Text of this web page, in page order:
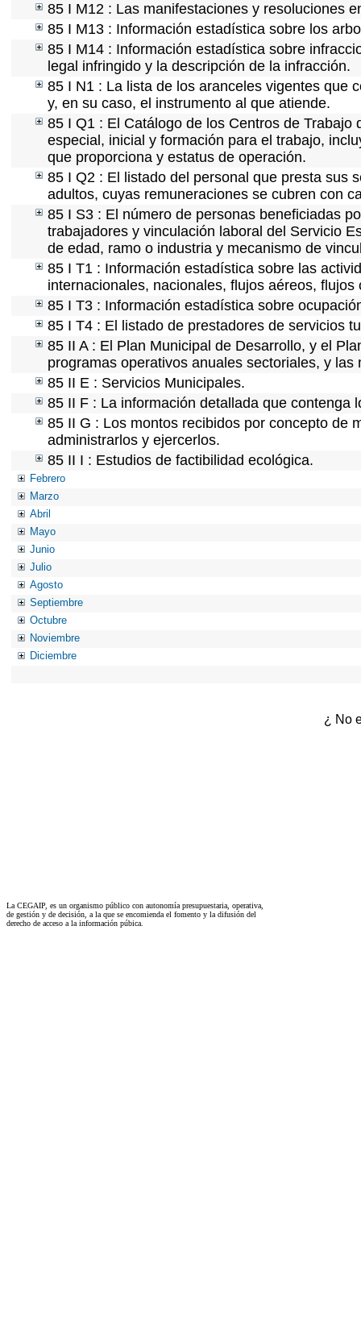
85 I M12 : Las manifestaciones y resoluciones
85 I M13 : Información estadística sobre los
85 I M14 : Información estadística sobre
legal infringido y la descripción de la infracción.
85 I N1 : La lista de los aranceles vigentes que
y, en su caso, el instrumento al que atiende.
85 I Q1 : El Catálogo de los Centros de
especial, inicial y formación para el trabajo,
que proporciona y estatus de operación.
85 I Q2 : El listado del personal que presta sus
adultos, cuyas remuneraciones se cubren con
85 I S3 : El número de personas beneficiadas
trabajadores y vinculación laboral del Servicio
de edad, ramo o industria y mecanismo de
85 I T1 : Información estadística sobre las
internacionales, nacionales, flujos aéreos, flujos
85 I T3 : Información estadística sobre
85 I T4 : El listado de prestadores de servicios
85 II A : El Plan Municipal de Desarrollo, y el
programas operativos anuales sectoriales, y
85 II E : Servicios Municipales.
85 II F : La información detallada que contenga
85 II G : Los montos recibidos por concepto de
administrarlos y ejercerlos.
85 II I : Estudios de factibilidad ecológica.
Febrero
Marzo
Abril
Mayo
Junio
Julio
Agosto
Septiembre
Octubre
Noviembre
Diciembre
¿ No
La CEGAIP, es un organismo público con autonomía presupuestaria, operativa,
de gestión y de decisión, a la que se encomienda el fomento y la difusión del
derecho de acceso a la información púbica.